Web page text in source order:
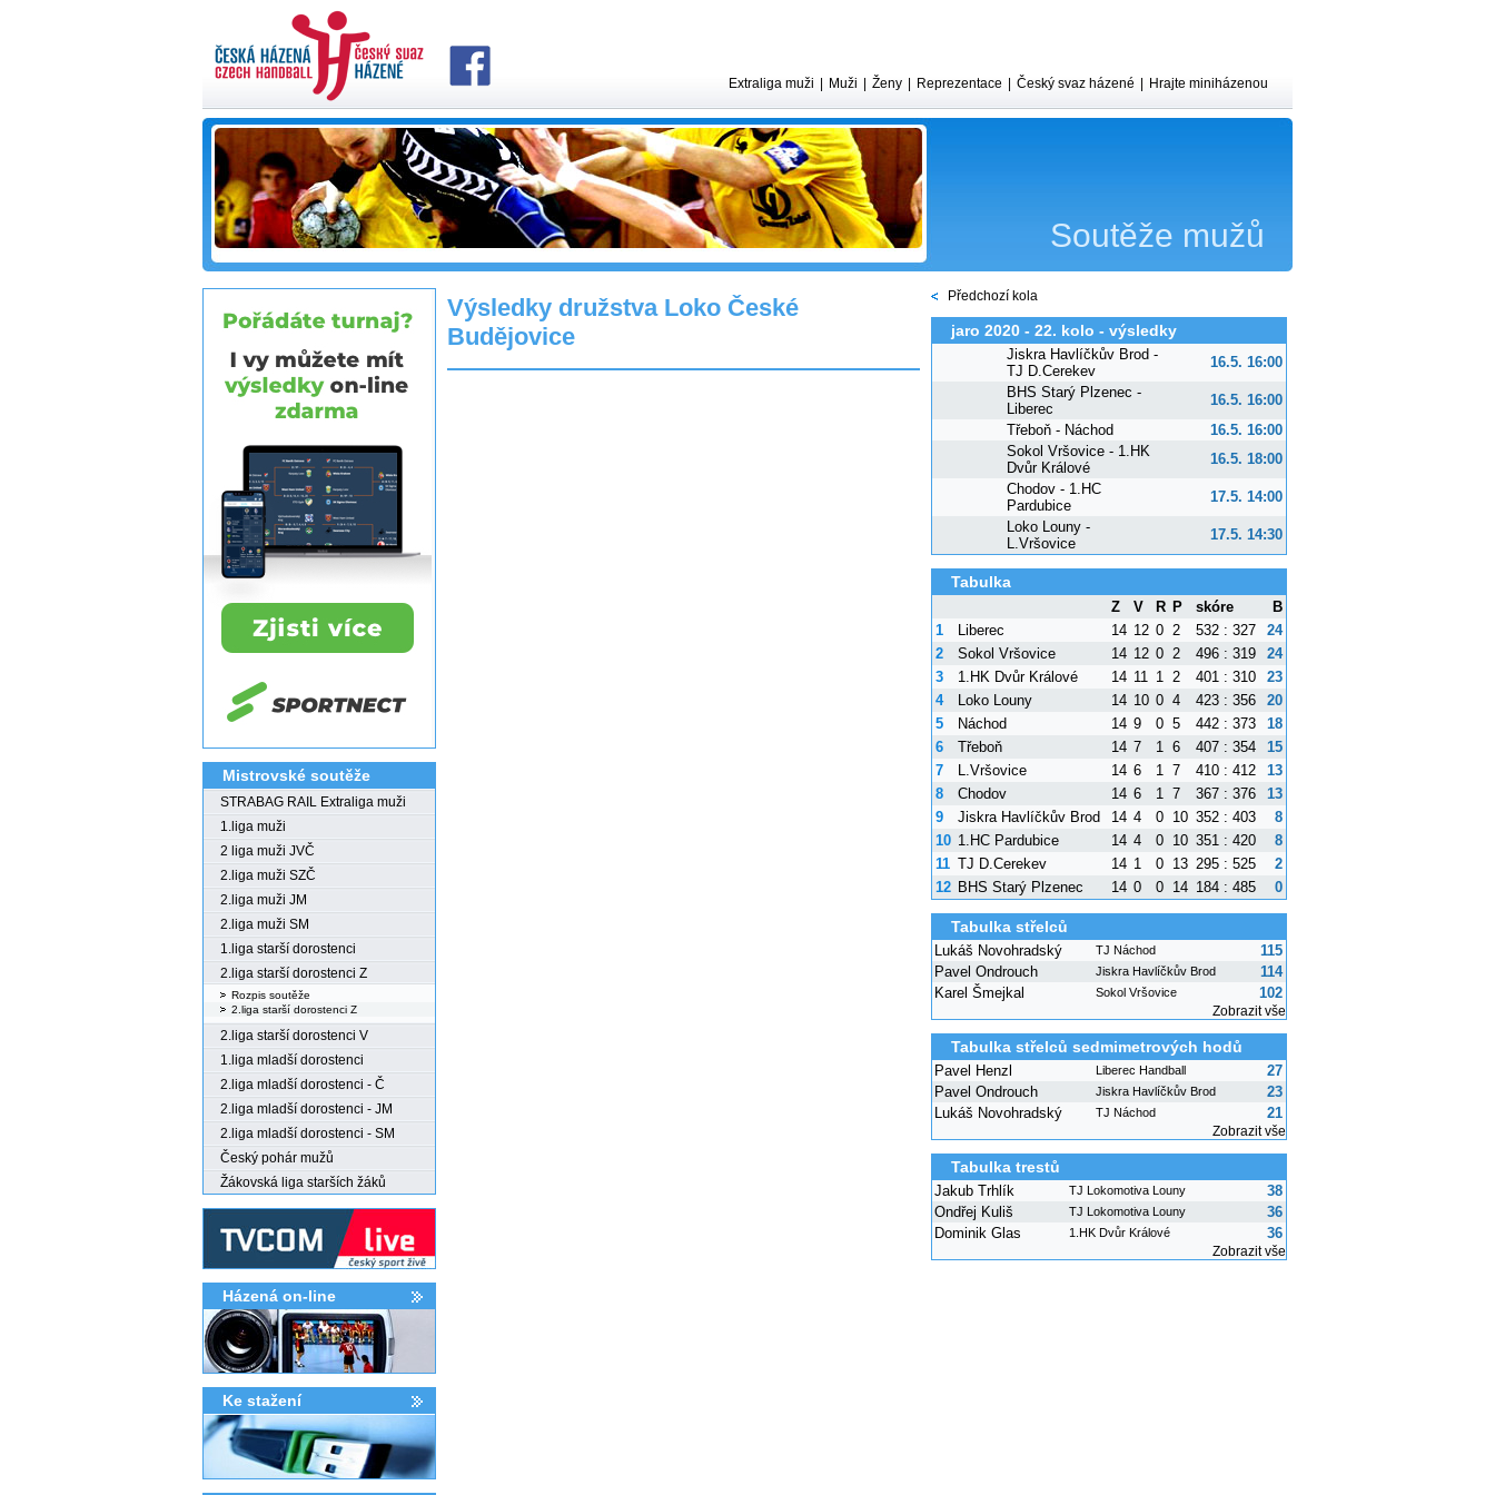
Soutěže mužů
Extraliga muži Muži Ženy Reprezentace Český svaz házené Hrajte miniházenou
Mistrovské soutěže
STRABAG RAIL Extraliga muži
1.liga muži
2 liga muži JVČ
2.liga muži SZČ
2.liga muži JM
2.liga muži SM
1.liga starší dorostenci
2.liga starší dorostenci Z
Rozpis soutěže
2.liga starší dorostenci Z
2.liga starší dorostenci V
1.liga mladší dorostenci
2.liga mladší dorostenci - Č
2.liga mladší dorostenci - JM
2.liga mladší dorostenci - SM
Český pohár mužů
Žákovská liga starších žáků
Házená on-line
Ke stažení­
Výsledky družstva Loko České
Budějovice
Předchozí kola
jaro 2020 - 22. kolo - výsledky
Jiskra Havlíčkův Brod -
TJ D.Cerekev
16.5. 16:00
BHS Starý Plzenec -
Liberec
16.5. 16:00
Třeboň - Náchod
16.5. 16:00
Sokol Vršovice - 1.HK
Dvůr Králové
16.5. 18:00
Chodov - 1.HC
Pardubice
17.5. 14:00
Loko Louny -
L.Vršovice
17.5. 14:30
Tabulka
Z V R P skóre
B
1
Liberec 14 12 0 2 532 : 327
24
2
Sokol Vršovice 14 12 0 2 496 : 319
24
3
1.HK Dvůr Králové 14 11 1 2 401 : 310
23
4
Loko Louny 14 10 0 4 423 : 356
20
5
Náchod 14 9 0 5 442 : 373
18
6
Třeboň 14 7 1 6 407 : 354
15
7
L.Vršovice 14 6 1 7 410 : 412
13
8
Chodov 14 6 1 7 367 : 376
13
9
Jiskra Havlíčkův Brod 14 4 0 10 352 : 403
8
10 1.HC Pardubice 14 4 0 10 351 : 420
8
11 TJ D.Cerekev 14 1 0 13 295 : 525
2
12 BHS Starý Plzenec 14 0 0 14 184 : 485 0
Tabulka střelců
Lukáš Novohradský TJ Náchod
115
Pavel Ondrouch
Jiskra Havlíčkův Brod
114
Karel Šmejkal
Sokol Vršovice 102
Zobrazit vše
Tabulka střelců sedmimetrových hodů
Pavel Henzl Liberec Handball
27
Pavel Ondrouch
Jiskra Havlíčkův Brod
23
Lukáš Novohradský
TJ Náchod 21
Zobrazit vše
Tabulka trestů
Jakub Trhlík TJ Lokomotiva Louny
38
Ondřej Kuliš
TJ Lokomotiva Louny
36
Dominik Glas
1.HK Dvůr Králové 36
Zobrazit vše